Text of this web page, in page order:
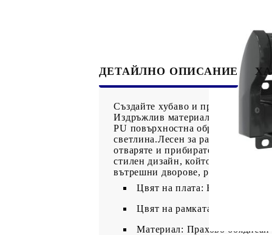
ДЕТАЙЛНО ОПИСАНИЕ
Създайте хубаво и прохладно
Издръжлив материал: Рамката на
PU повърхностна обработка е
светлина.Лесен за работа:
отваряте и прибирате тентата
стилен дизайн, който ще се слее
вътрешни дворове, ресторанти,
Цвят на плата: Бордо
Цвят на рамката: Антрацит
Материал: Прахово